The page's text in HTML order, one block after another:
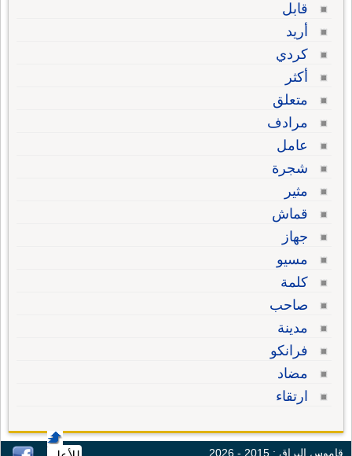
قابل
أريد
كردي
أكثر
متعلق
مرادف
عامل
شجرة
مثير
قماش
جهاز
مسيو
كلمة
صاحب
مدينة
فرانكو
مضاد
ارتقاء
قاموس البراق : 2015 - 2026